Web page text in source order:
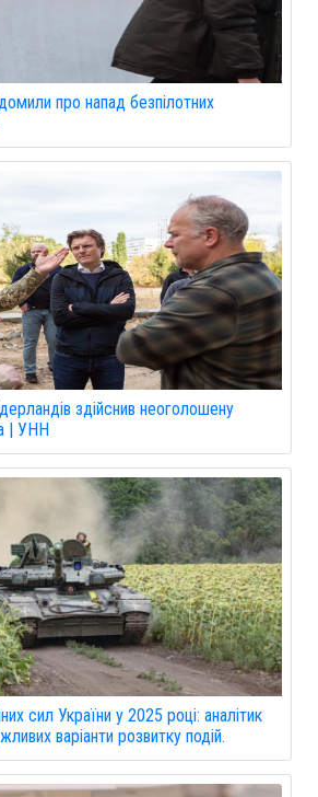
про напад безпілотних
здійснив неоголошену
| УНН
сил України у 2025 році: аналітик
варіанти розвитку подій.